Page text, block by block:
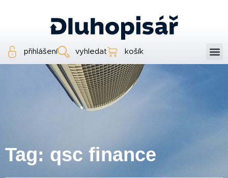
přihlášení vyhledat košík
Tag: qsc finance